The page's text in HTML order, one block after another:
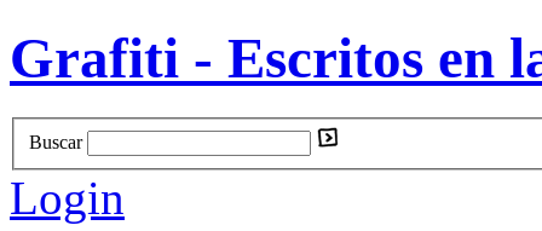
Grafiti - Escritos en
Buscar
Login